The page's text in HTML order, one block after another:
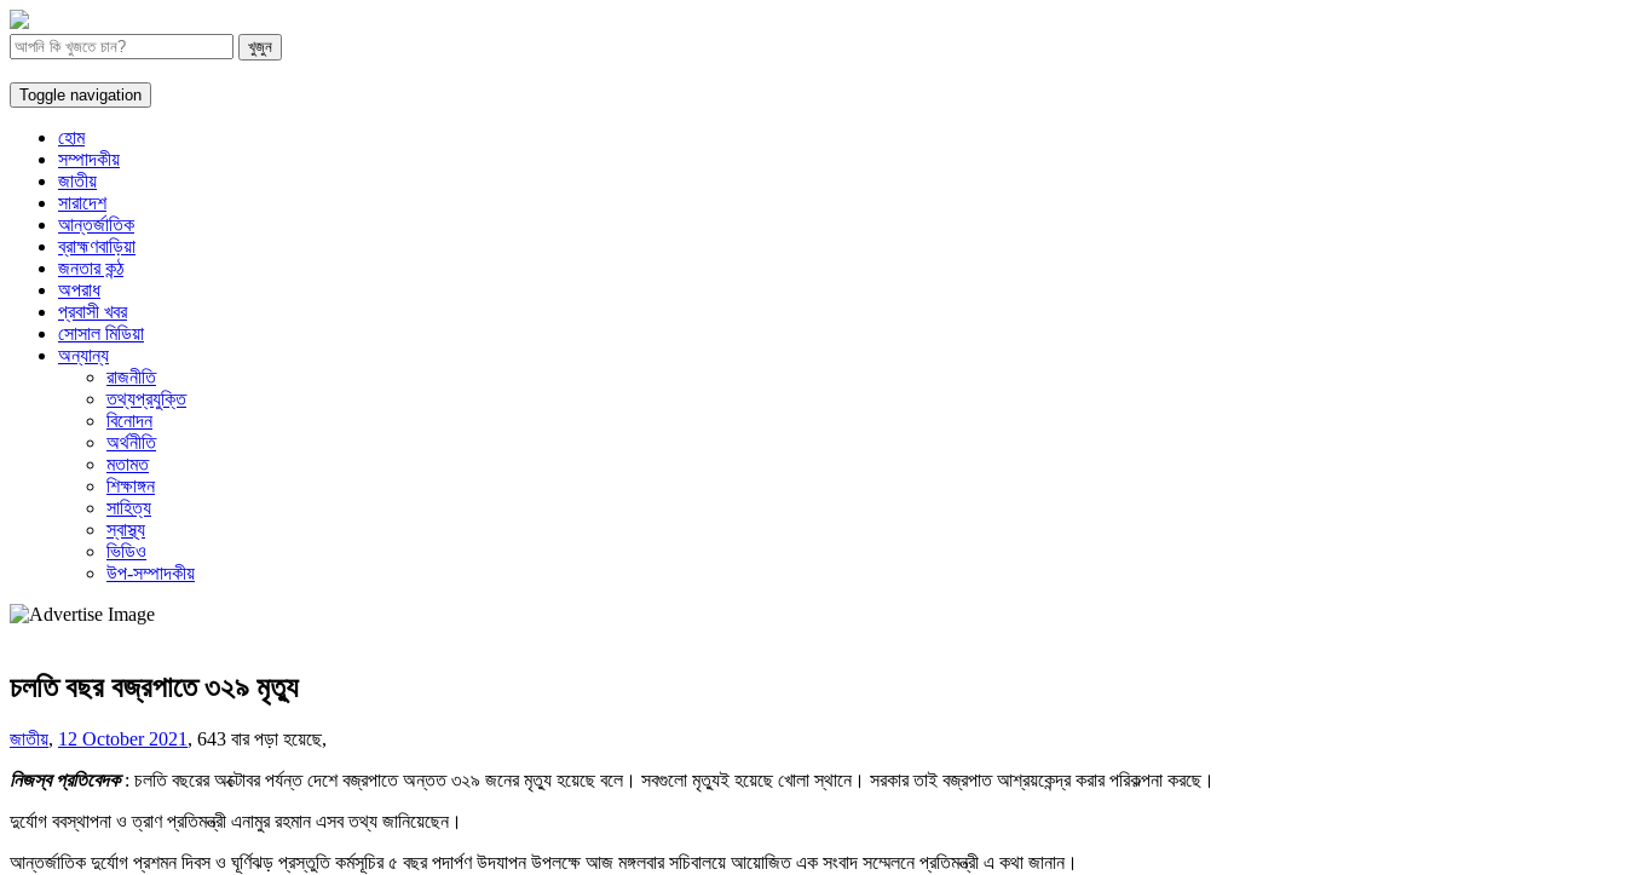
Toggle navigation
হোম
সম্পাদকীয়
জাতীয়
সারাদেশ
আন্তর্জাতিক
ব্রাহ্মণবাড়িয়া
জনতার কন্ঠ
অপরাধ
প্রবাসী খবর
সোসাল মিডিয়া
অন্যান্য
রাজনীতি
তথ্যপ্রযুক্তি
বিনোদন
অর্থনীতি
মতামত
শিক্ষাঙ্গন
সাহিত্য
স্বাস্থ্য
ভিডিও
উপ-সম্পাদকীয়
চলতি বছর বজ্রপাতে ৩২৯ মৃত্যু
জাতীয়, 12 October 2021 , 643 বার পড়া হয়েছে,
নিজস্ব প্রতিবেদক: চলতি বছরের অক্টোবর পর্যন্ত দেশে বজ্রপাতে অন্তত ৩২৯ জনের মৃত্যু হয়েছে বলে। সবগুলো মৃত্যুই হয়েছে খোলা স্থানে। সরকার তাই বজ্রপাত আশ্রয়কেন্দ্র করার পরিকল্পনা করছে।
দুর্যোগ ববস্থাপনা ও ত্রাণ প্রতিমন্ত্রী এনামুর রহমান এসব তথ্য জানিয়েছেন।
আন্তর্জাতিক দুর্যোগ প্রশমন দিবস ও ঘূর্ণিঝড় প্রস্তুতি কর্মসূচির ৫ বছর পদার্পণ উদযাপন উপলক্ষে আজ মঙ্গলবার সচিবালয়ে আয়োজিত এক সংবাদ সম্মেলনে প্রতিমন্ত্রী এ কথা জানান।